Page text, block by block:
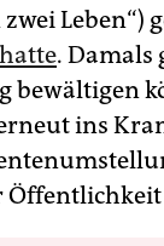
Leben“)
. Damals
bewältigen
ins